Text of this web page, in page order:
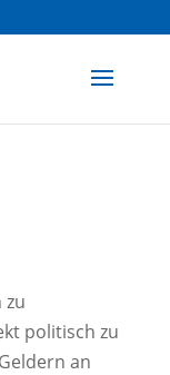
zu
politisch zu
an